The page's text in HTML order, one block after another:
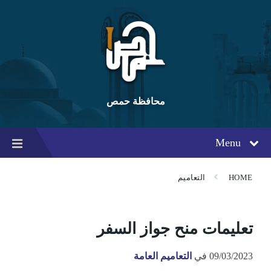
content
main
navigation
footer
محافظة حمص
Menu
HOME التعاميم
تعليمات منح جواز السفر
09/03/2023 في التعاميم العامة